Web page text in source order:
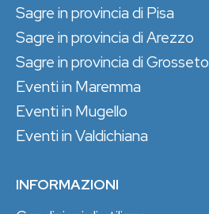
Sagre in provincia di Pisa
Sagre in provincia di Arezzo
Sagre in provincia di Grosseto
Eventi in Maremma
Eventi in Mugello
Eventi in Valdichiana
INFORMAZIONI